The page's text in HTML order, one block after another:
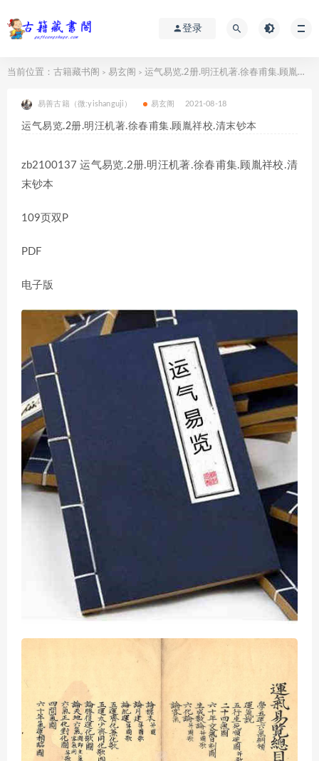
登录
当前位置： 古籍藏书阁 > 易玄阁 > 运气易览.2册.明汪机著.徐春甫集.顾胤祥校.清末钞本
易善古籍（微:yishanguji） 易玄阁 2021-08-18
运气易览.2册.明汪机著.徐春甫集.顾胤祥校.清末钞本
zb2100137 运气易览.2册.明汪机著.徐春甫集.顾胤祥校.清
末钞本
109页双P
PDF
电子版